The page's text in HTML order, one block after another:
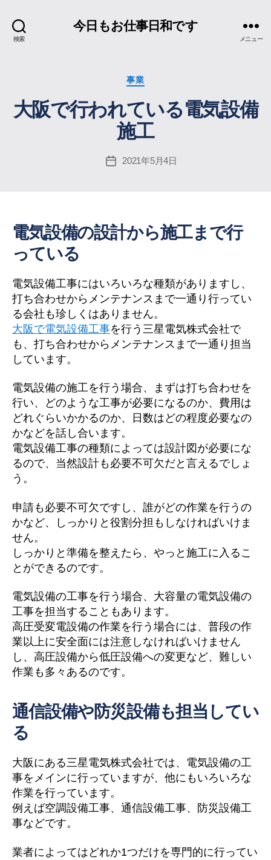
検索
今日もお仕事日和です
メニュー
カ
ゴ
リ
ー
事業
大阪で行われている電気設備
施工
投
2021年5月4日
電気設備の設計から施工まで行
っている
電気設備工事にはいろいろな種類がありますし、
打ち合わせからメンテナンスまで一通り行ってい
る会社も珍しくはありません。
大阪で電気設備工事を行う三星電気株式会社で
も、打ち合わせからメンテナンスまで一通り担当
しています。
電気設備の施工を行う場合、まずは打ち合わせを
行い、どのような工事が必要になるのか、費用は
どれぐらいかかるのか、日数はどの程度必要なの
かなどを話し合います。
電気設備工事の種類によっては設計図が必要にな
るので、当然設計も必要不可欠だと言えるでしょ
う。
申請も必要不可欠ですし、誰がどの作業を行うの
かなど、しっかりと役割分担もしなければいけま
せん。
しっかりと準備を整えたら、やっと施工に入るこ
とができるのです。
電気設備の工事を行う場合、大容量の電気設備の
工事を担当することもあります。
高圧受変電設備の作業を行う場合には、普段の作
業以上に安全面には注意しなければいけません
し、高圧設備から低圧設備への変更など、難しい
作業も多々あるのです。
通信設備や防災設備も担当してい
る
大阪にある三星電気株式会社では、電気設備の工
事をメインに行っていますが、他にもいろいろな
作業を行っています。
例えば空調設備工事、通信設備工事、防災設備工
事などです。
業者によってはどれか1つだけを専門的に行ってい